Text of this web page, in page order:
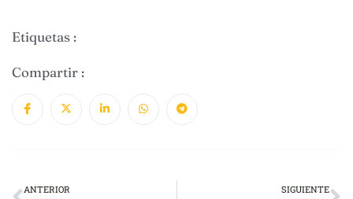
Etiquetas :
Compartir :
ANTERIOR SIGUIENTE